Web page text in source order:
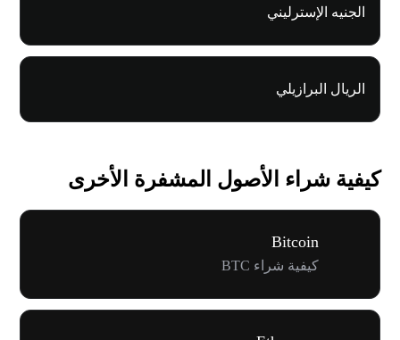
الجنيه الإسترليني
الريال البرازيلي
كيفية شراء الأصول المشفرة الأخرى
Bitcoin
كيفية شراء BTC